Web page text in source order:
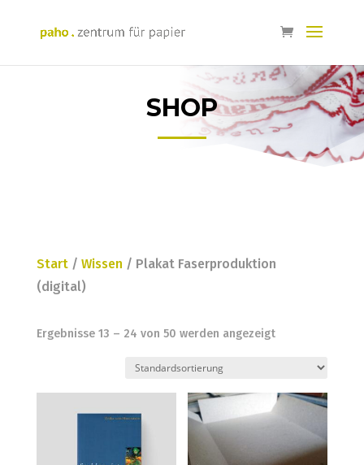
SHOP
Start/ Wissen / Plakat Faserproduktion
(digital)
Ergebnisse 13 – 24 von 50 werden angezeigt